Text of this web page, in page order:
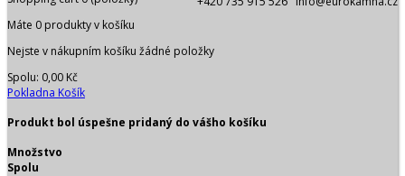
Máte 0 produkty v košíku
Nejste v nákupním košíku žádné položky
Spolu: 0,00 Kč
Pokladna Košík
Produkt bol úspešne pridaný do vášho košíku
Množstvo
Spolu